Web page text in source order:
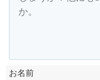
お名前